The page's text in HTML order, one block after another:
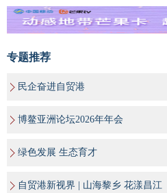
专题推荐
民企奋进自贸港
博鳌亚洲论坛2026年年会
绿色发展 生态育才
自贸港新视界 | 山海黎乡 花漾昌江